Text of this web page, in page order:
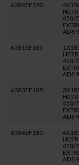
6384EF150
450/
AD8
6381EF185
450/
AD8
6383EF185
450/
AD8
6384EF185
450/
AD8